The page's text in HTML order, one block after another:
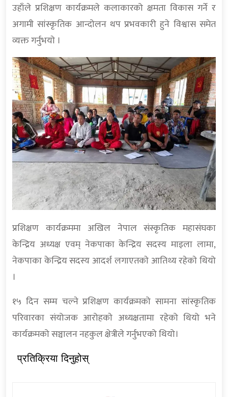
उहाँले प्रशिक्षण कार्यक्रमले कलाकारको क्षमता विकास गर्ने र
अगामी सांस्कृतिक आन्दोलन थप प्रभवकारी हुने विश्वास समेत
व्यक्त गर्नुभयाे ।
प्रशिक्षण कार्यक्रममा अखिल नेपाल संस्कृतिक महासंघका
केन्द्रिय अध्यक्ष एवम् नेकपाका केन्द्रिय सदस्य माइला लामा,
नेकपाका केन्द्रिय सदस्य आदर्श लगाएतकाे आतिथ्य रहेकाे थियो
।
१५ दिन सम्म चल्ने प्रशिक्षण कार्यक्रमको सामना सांस्कृतिक
परिवारका संयोजक आरोहकाे अध्यक्षतामा रहेको थियो भने
कार्यक्रमको सञ्चालन नहकुल क्षेत्रीले गर्नुभएको थियो।
प्रतिक्रिया दिनुहोस्